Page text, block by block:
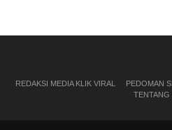
REDAKSI MEDIA KLIK VIRAL PEDOMAN
TENTANG